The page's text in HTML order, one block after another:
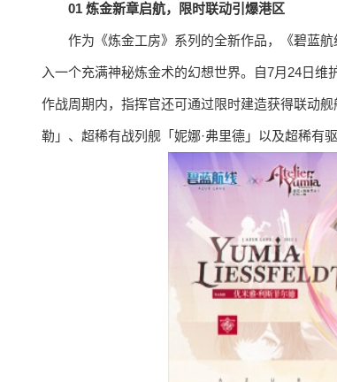
01 炼金新章启航，限时联动引爆港区
作为《炼金工房》系列的全新作品，《碧蓝
入一个充满神秘炼金术的幻想世界。自7月24日
作战周期内，指挥官还可通过限时建造获得联动
勒」、超稀有战列舰「妮娜·弗⾥德」以及超稀有